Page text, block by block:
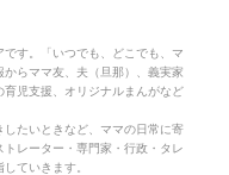
す。「いつでも、どこでも、マ
らママ友、夫（旦那）、義実家
育児支援、オリジナルまんがなど
たいときなど、ママの日常に寄
レーター・専門家・行政・タレ
ていきます。